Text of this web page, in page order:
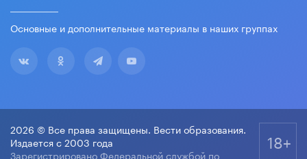
Основные и дополнительные материалы в наших группах
2026 © Все права защищены. Вести образования.
Издается с 2003 года
Зарегистрировано Федеральной службой по
18+